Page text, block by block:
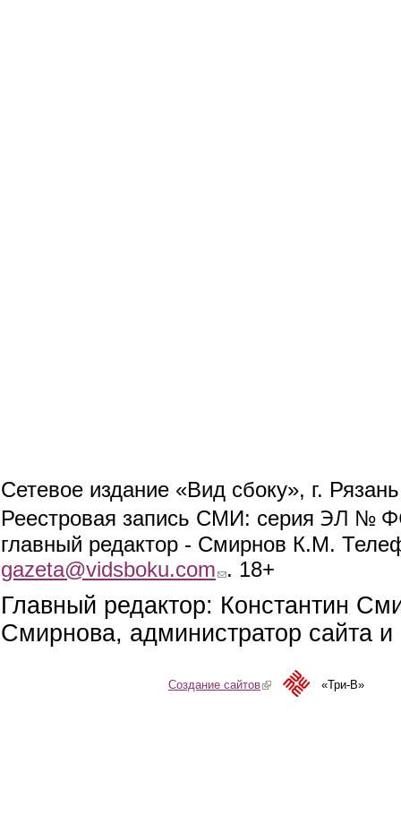
Сетевое издание «Вид сбоку», г.
Реестровая запись СМИ: серия ЭЛ №
главный редактор - Смирнов К.М.
gazeta@vidsboku.com (link sends e-mail)
. 18+
Главный редактор: Константин
Смирнова, администратор сайта
Создание сайтов(link is external)«Три-В»